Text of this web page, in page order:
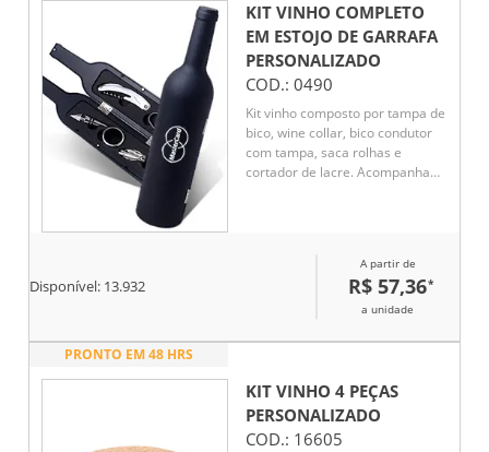
KIT VINHO COMPLETO
EM ESTOJO DE GARRAFA
PERSONALIZADO
COD.: 0490
Kit vinho composto por tampa de
bico, wine collar, bico condutor
com tampa, saca rolhas e
cortador de lacre. Acompanha
Disponível: 13.932
A partir de
R$ 57,36*
a unidade
PRONTO EM 48 HRS
KIT VINHO 4 PEÇAS
PERSONALIZADO
COD.: 16605